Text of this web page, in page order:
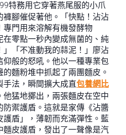
特務用它穿著燕尾服的小爪
腳催促著他。「快點！沾沾
專門用來溶解有機發酵物
在零點一秒內變成無菌的、純
「不准動我的蒜泥！」廖沾
仰般的怒吼。他以一種專業包
麵粉堆中抓起了兩團麵皮。
手法，瞬間擴大成直包養網比
猛地擲出，兩張麵皮在空中
防禦護盾。這就是家傳《沾醬
盾」，薄韌而充滿彈性。藍
皮護盾，發出了一聲像是汽